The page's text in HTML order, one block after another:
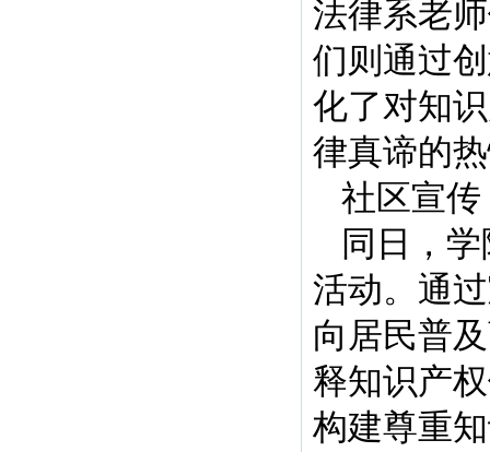
法律系老
们则通过
化了对知
律真谛的
社区宣
同日，
活动。通
向居民普
释知识产
构建尊重